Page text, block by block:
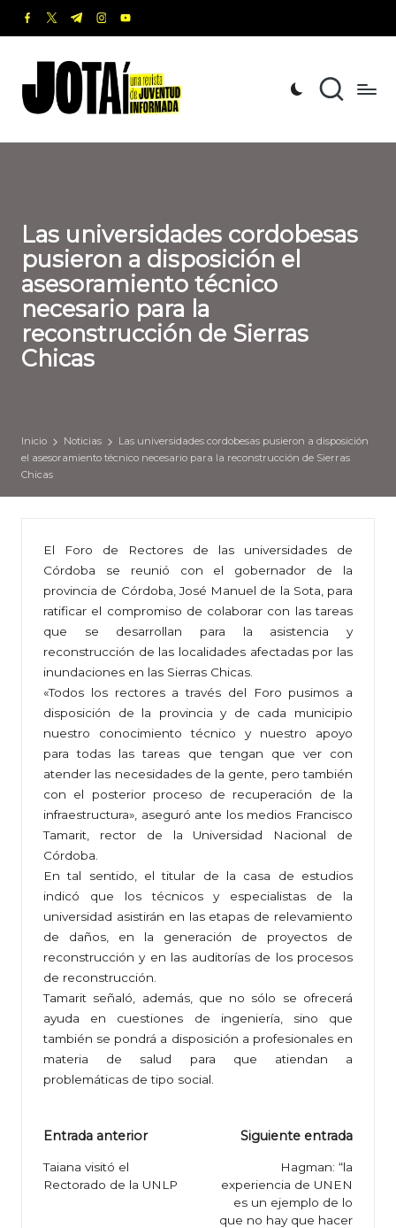
Saltar
contenido
facebook.com
twitter.com
t.me instagram.com
youtube.com
o
t
revista
de
Informada
Las universidades cordobesas
pusieron a disposición el
asesoramiento técnico
necesario para la
reconstrucción de Sierras
Chicas
Inicio Noticias
Las universidades cordobesas pusieron a disposición
el asesoramiento técnico necesario para la reconstrucción de Sierras
Chicas
El Foro de Rectores de las universidades de
Córdoba se reunió con el gobernador de la
provincia de Córdoba, José Manuel de la Sota, para
ratificar el compromiso de colaborar con las tareas
que se desarrollan para la asistencia y
reconstrucción de las localidades afectadas por las
inundaciones en las Sierras Chicas.
«Todos los rectores a través del Foro pusimos a
disposición de la provincia y de cada municipio
nuestro conocimiento técnico y nuestro apoyo
para todas las tareas que tengan que ver con
atender las necesidades de la gente, pero también
con el posterior proceso de recuperación de la
infraestructura», aseguró ante los medios Francisco
Tamarit, rector de la Universidad Nacional de
Córdoba.
En tal sentido, el titular de la casa de estudios
indicó que los técnicos y especialistas de la
universidad asistirán en las etapas de relevamiento
de daños, en la generación de proyectos de
reconstrucción y en las auditorías de los procesos
de reconstrucción.
Tamarit señaló, además, que no sólo se ofrecerá
ayuda en cuestiones de ingeniería, sino que
también se pondrá a disposición a profesionales en
materia de salud para que atiendan a
problemáticas de tipo social.
Navegación
de
entradas
Entrada anterior
Taiana visitó el
Rectorado de la UNLP
Siguiente entrada
Hagman: “la
experiencia de UNEN
es un ejemplo de lo
que no hay que hacer